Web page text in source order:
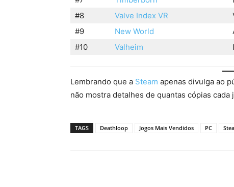
#8
Valve Index VR
#9
New World
#10
Valheim
Lembrando que a Steam apenas divulga ao
não mostra detalhes de quantas cópias
TAGS Deathloop Jogos Mais Vendidos PC